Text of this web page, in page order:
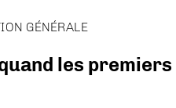
GÉNÉRALE
les